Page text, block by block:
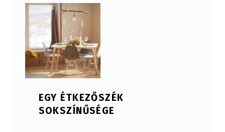
EGY ÉTKEZŐSZÉK
SOKSZÍNŰSÉGE